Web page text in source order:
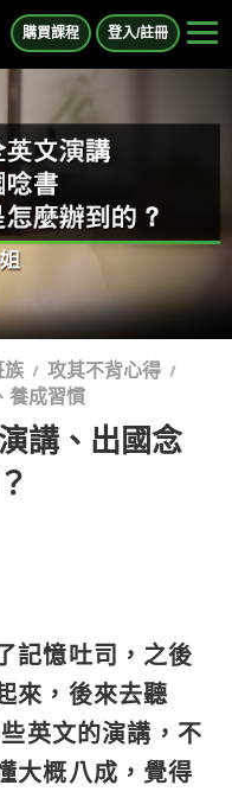
購買課程 登入/註冊
族
攻其不背心得
養成習慣
講、出國念
記憶吐司，之後
來，後來去聽
英文的演講，不
大概八成，覺得